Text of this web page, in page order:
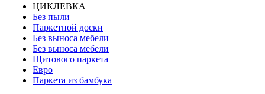
ЦИКЛЕВКА
Без пыли
Паркетной доски
Без выноса мебели
Без выноса мебели
Щитового паркета
Евро
Паркета из бамбука